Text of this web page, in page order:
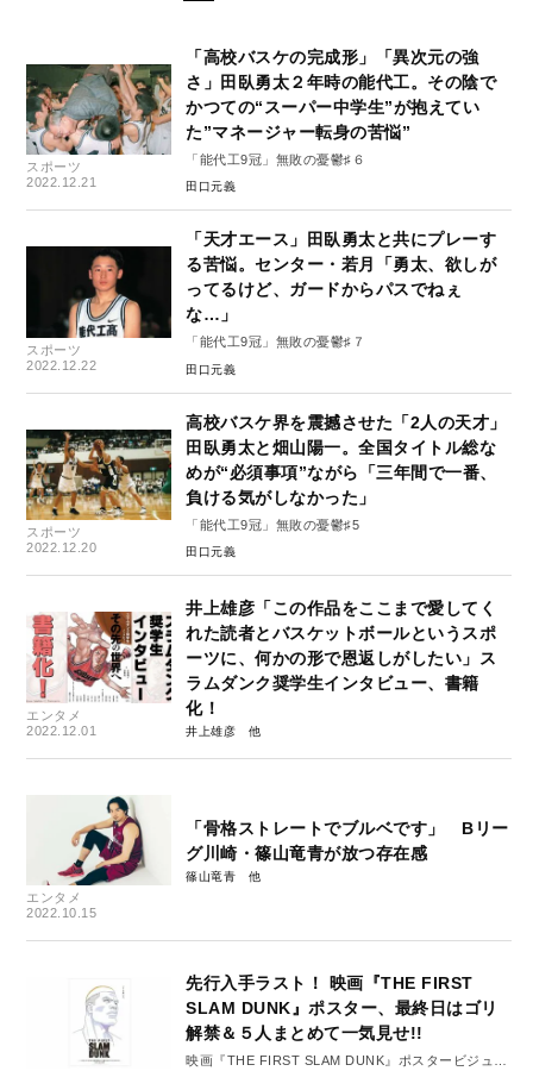
スポーツ
2022.12.21
「高校バスケの完成形」「異次元の強
さ」田臥勇太２年時の能代工。その陰で
かつての“スーパー中学生”が抱えてい
た”マネージャー転身の苦悩”
「能代工9冠」無敗の憂鬱♯６
田口元義
スポーツ
2022.12.22
「天才エース」田臥勇太と共にプレーす
る苦悩。センター・若月「勇太、欲しが
ってるけど、ガードからパスでねぇ
な…」
「能代工9冠」無敗の憂鬱♯７
田口元義
スポーツ
2022.12.20
高校バスケ界を震撼させた「2人の天才」
田臥勇太と畑山陽一。全国タイトル総な
めが“必須事項”ながら「三年間で一番、
負ける気がしなかった」
「能代工9冠」無敗の憂鬱♯5
田口元義
エンタメ
2022.12.01
井上雄彦「この作品をここまで愛してく
れた読者とバスケットボールというスポ
ーツに、何かの形で恩返しがしたい」ス
ラムダンク奨学生インタビュー、書籍
化！
井上雄彦
エンタメ
2022.10.15
「骨格ストレートでブルベです」 Bリー
グ川崎・篠山竜青が放つ存在感
篠山竜青
先行入手ラスト！ 映画『THE FIRST
SLAM DUNK』ポスター、最終日はゴリ
解禁＆５人まとめて一気見せ!!
映画『THE FIRST SLAM DUNK』ポスタービジュア